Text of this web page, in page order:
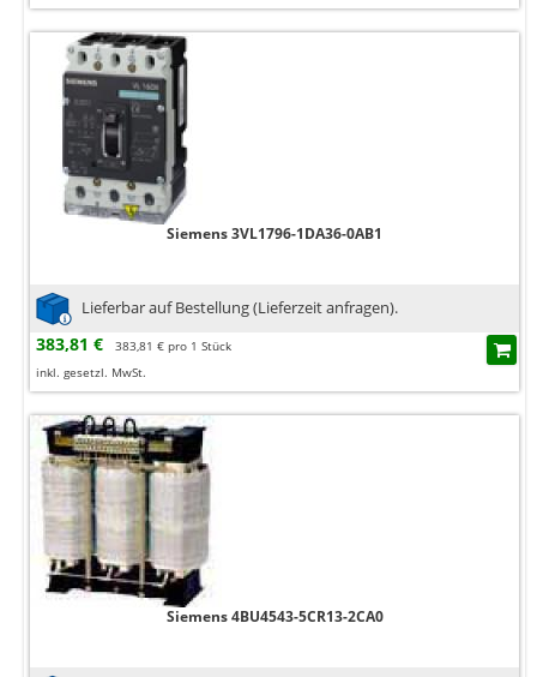
Siemens 3VL1796-1DA36-0AB1
Lieferbar auf Bestellung (Lieferzeit anfragen).
383,81 €
383,81 € pro 1 Stück
inkl. gesetzl. MwSt.
Siemens 4BU4543-5CR13-2CA0